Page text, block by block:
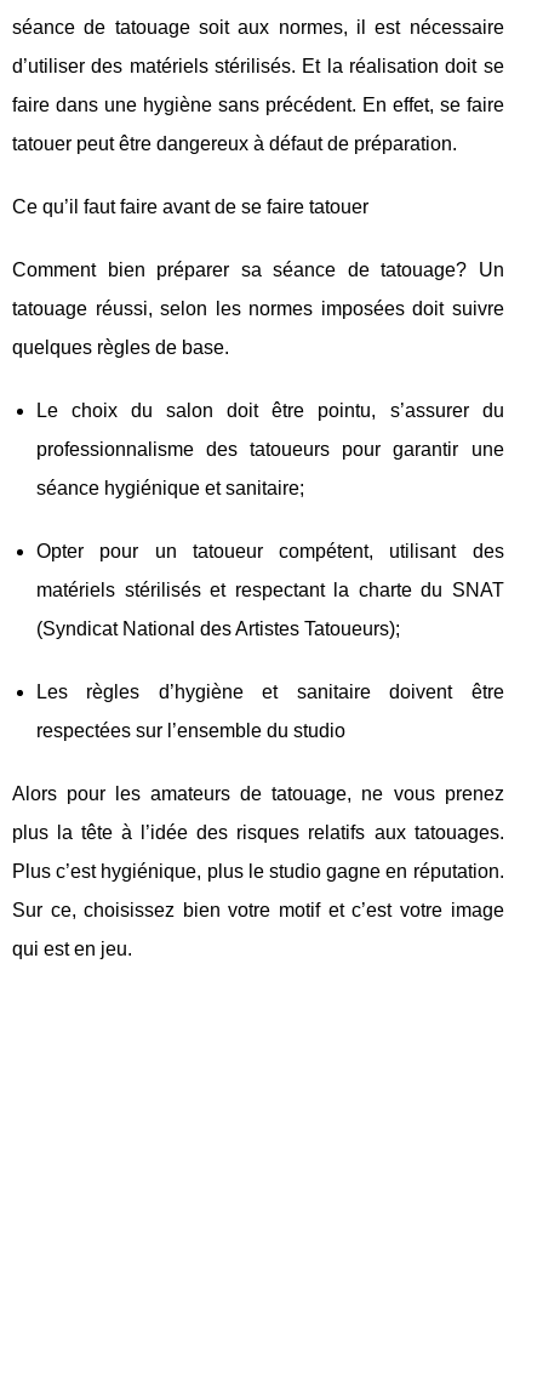
séance de tatouage soit aux normes, il est nécessaire
d’utiliser des matériels stérilisés. Et la réalisation doit se
faire dans une hygiène sans précédent. En effet, se faire
tatouer peut être dangereux à défaut de préparation.
Ce qu’il faut faire avant de se faire tatouer
Comment bien préparer sa séance de tatouage? Un
tatouage réussi, selon les normes imposées doit suivre
quelques règles de base.
Le choix du salon doit être pointu, s’assurer du
professionnalisme des tatoueurs pour garantir une
séance hygiénique et sanitaire;
Opter pour un tatoueur compétent, utilisant des
matériels stérilisés et respectant la charte du SNAT
(Syndicat National des Artistes Tatoueurs);
Les règles d’hygiène et sanitaire doivent être
respectées sur l’ensemble du studio
Alors pour les amateurs de tatouage, ne vous prenez
plus la tête à l’idée des risques relatifs aux tatouages.
Plus c’est hygiénique, plus le studio gagne en réputation.
Sur ce, choisissez bien votre motif et c’est votre image
qui est en jeu.